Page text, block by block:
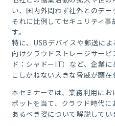
い、国内外問わず社外とのデー
それに比例してセキュリティ
す。
特に、USBデバイスや郵送に
向けクラウドストレージサー
ド：シャドーIT）など、企業
こしかねない大きな脅威が顕在
本セミナーでは、業務利用に
ポットを当て、クラウド時代
あるべき姿について解説してい